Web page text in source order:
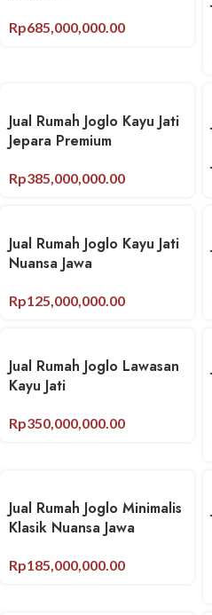
Rp685,000,000.00
Jual Rumah Joglo Kayu Jati
Jepara Premium
Rp385,000,000.00
Jual Rumah Joglo Kayu Jati
Nuansa Jawa
Rp125,000,000.00
Jual Rumah Joglo Lawasan
Kayu Jati
Rp350,000,000.00
Jual Rumah Joglo Minimalis
Klasik Nuansa Jawa
Rp185,000,000.00